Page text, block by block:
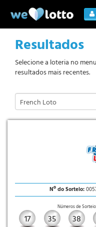
Resultados
Selecione a loteria no
resultados mais recentes.
Nº do Sorteio:
Números de Sorteio
17 35 38